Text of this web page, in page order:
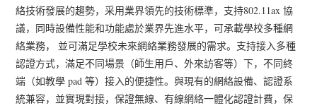
絡技術發展的趨勢，采用業界領先的技術標準，支持802.11ax 協
議，同時設備性能和功能處於業界先進水平，可承載學校多種網
絡業務， 並可滿足學校未來網絡業務發展的需求。支持接入多種
認證方式，滿足不同場景（師生用戶、外來訪客等）下，不同終
端（如教學 pad 等）接入的便捷性。與現有的網絡設備、認證系
統兼容，並實現對接，保證無線、有線網絡一體化認證計費，保